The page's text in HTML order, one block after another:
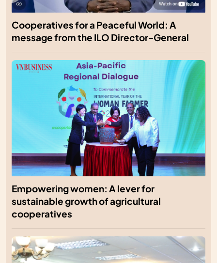
Cooperatives for a Peaceful World: A
message from the ILO Director-General
Empowering women: A lever for
sustainable growth of agricultural
cooperatives